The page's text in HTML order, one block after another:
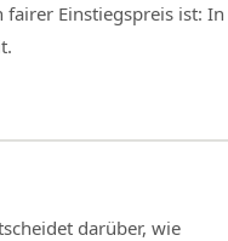
Einstiegspreis ist: In
darüber, wie